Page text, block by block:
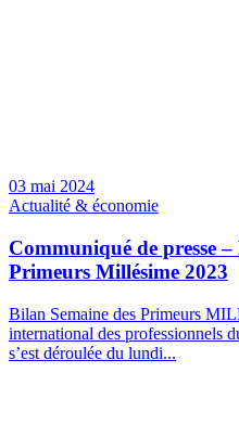
03 mai 2024
Actualité & économie
Communiqué de presse
Primeurs Millésime 2023
Bilan Semaine des Primeurs
international des professionnels
s’est déroulée du lundi...